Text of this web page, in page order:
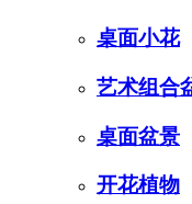
桌面小花
艺术组合
桌面盆景
开花植物